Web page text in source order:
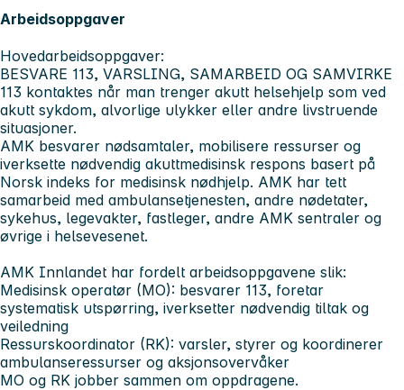
Arbeidsoppgaver
Hovedarbeidsoppgaver:
BESVARE 113, VARSLING, SAMARBEID OG SAMVIRKE
113 kontaktes når man trenger akutt helsehjelp som ved
akutt sykdom, alvorlige ulykker eller andre livstruende
situasjoner.
AMK besvarer nødsamtaler, mobilisere ressurser og
iverksette nødvendig akuttmedisinsk respons basert på
Norsk indeks for medisinsk nødhjelp. AMK har tett
samarbeid med ambulansetjenesten, andre nødetater,
sykehus, legevakter, fastleger, andre AMK sentraler og
øvrige i helsevesenet.
AMK Innlandet har fordelt arbeidsoppgavene slik:
Medisinsk operatør (MO): besvarer 113, foretar
systematisk utspørring, iverksetter nødvendig tiltak og
veiledning
Ressurskoordinator (RK): varsler, styrer og koordinerer
ambulanseressurser og aksjonsovervåker
MO og RK jobber sammen om oppdragene.